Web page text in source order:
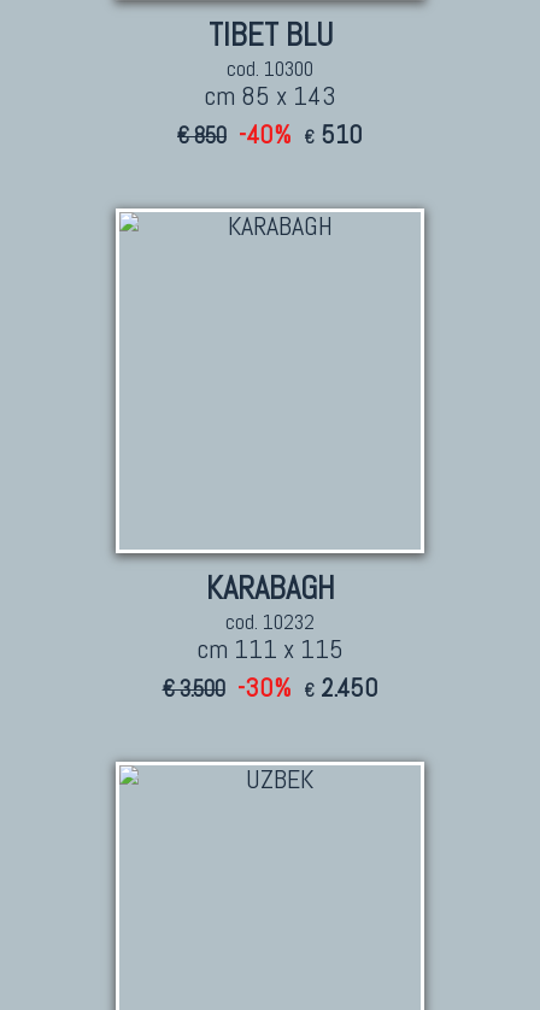
TIBET BLU
cod. 10300
cm 85 x 143
€ 850 -40% € 510
KARABAGH
cod. 10232
cm 111 x 115
€ 3.500 -30% € 2.450